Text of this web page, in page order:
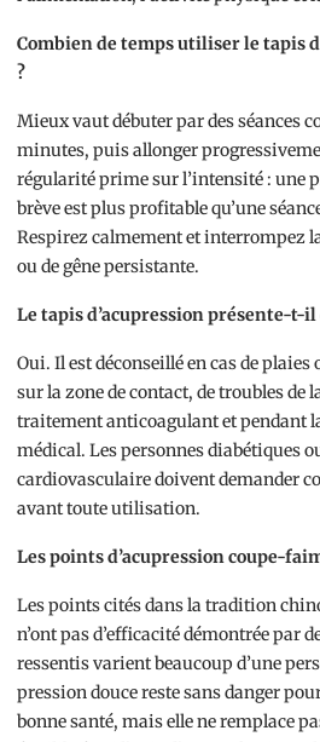
Combien de temps utiliser le tapis
?
Mieux vaut débuter par des séances
minutes, puis allonger
régularité prime sur l’intensité : une
brève est plus profitable qu’une
Respirez calmement et interrompez
ou de gêne persistante.
Le tapis d’acupression présente-t-
Oui. Il est déconseillé en cas de plaies
sur la zone de contact, de troubles de
traitement anticoagulant et pendant
médical. Les personnes diabétiques
cardiovasculaire doivent demander
avant toute utilisation.
Les points d’acupression coupe-
Les points cités dans la tradition
n’ont pas d’efficacité démontrée par
ressentis varient beaucoup d’une
pression douce reste sans danger
bonne santé, mais elle ne remplace